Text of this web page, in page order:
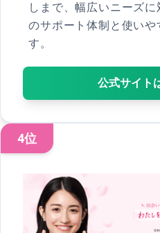
しまで、幅広いニーズ
のサポート体制と使いや
す。
公式サイト
4位